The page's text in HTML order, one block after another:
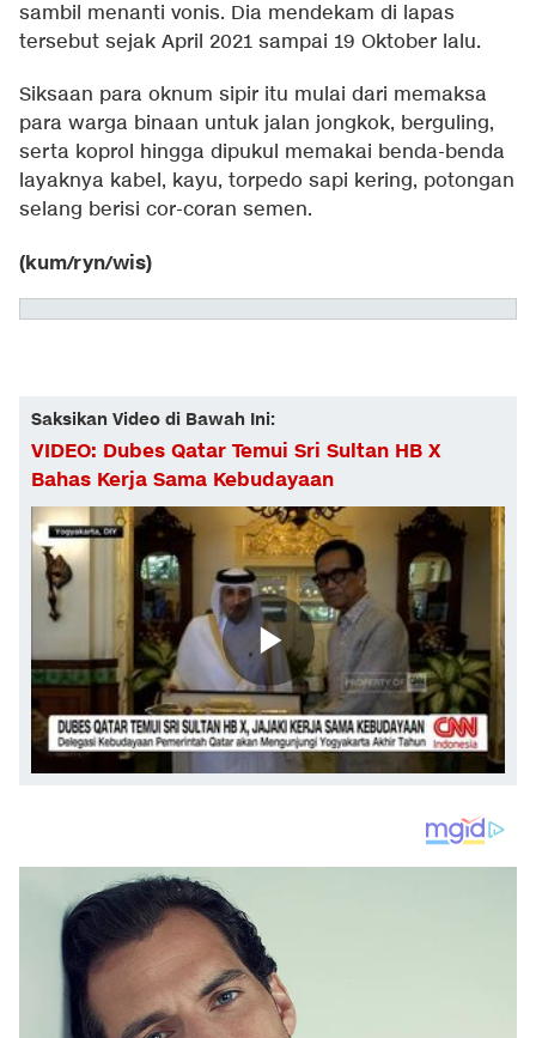
sambil menanti vonis. Dia mendekam di lapas
tersebut sejak April 2021 sampai 19 Oktober lalu.
Siksaan para oknum sipir itu mulai dari memaksa
para warga binaan untuk jalan jongkok, berguling,
serta koprol hingga dipukul memakai benda-benda
layaknya kabel, kayu, torpedo sapi kering, potongan
selang berisi cor-coran semen.
(kum/ryn/wis)
Saksikan Video di Bawah Ini:
VIDEO: Dubes Qatar Temui Sri Sultan HB X
Bahas Kerja Sama Kebudayaan